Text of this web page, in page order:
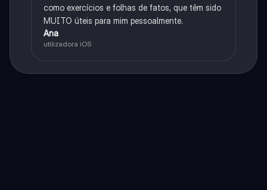
como exercícios e folhas de fatos, que têm sido
MUITO úteis para mim pessoalmente.
Ana
utilizadora iOS